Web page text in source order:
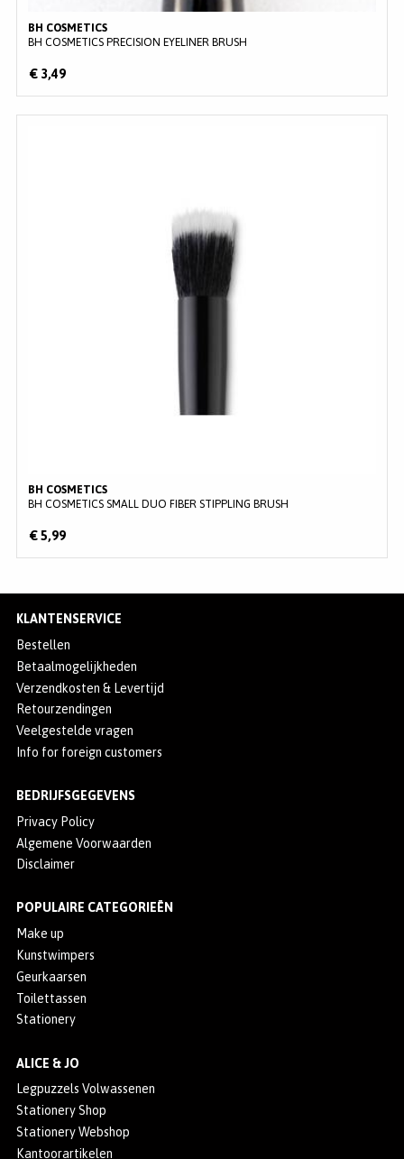
BH COSMETICS
BH COSMETICS PRECISION EYELINER BRUSH
€ 3,49
BH COSMETICS
BH COSMETICS SMALL DUO FIBER STIPPLING BRUSH
€ 5,99
KLANTENSERVICE
Bestellen
Betaalmogelijkheden
Verzendkosten & Levertijd
Retourzendingen
Veelgestelde vragen
Info for foreign customers
BEDRIJFSGEGEVENS
Privacy Policy
Algemene Voorwaarden
Disclaimer
POPULAIRE CATEGORIEËN
Make up
Kunstwimpers
Geurkaarsen
Toilettassen
Stationery
ALICE & JO
Legpuzzels Volwassenen
Stationery Shop
Stationery Webshop
Kantoorartikelen